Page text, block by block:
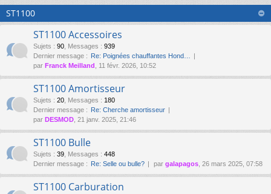
ST1100
ST1100 Accessoires
Sujets : 90 Messages : 939
Dernier message : Re: Poignées chauffantes Hond…
par Franck Meilland , 11 févr. 2026, 10:52
ST1100 Amortisseur
Sujets : 20 Messages : 180
Dernier message : Re: Cherche amortisseur
par DESMOD , 21 janv. 2025, 21:46
ST1100 Bulle
Sujets : 39 Messages : 448
Dernier message : Re: Selle ou bulle? par galapagos , 26 mars 2025, 07:58
ST1100 Carburation